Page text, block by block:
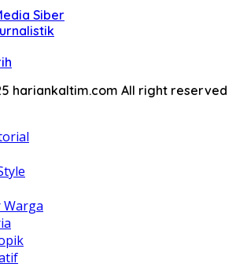
Siber
hariankaltim.com All right reserved
Warga